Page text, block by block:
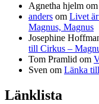
Agnetha hjelm om
anders om Livet
Magnus, Magnus
Josephine
till Cirkus –
Tom Pramlid om
Sven om Länka
Länklista